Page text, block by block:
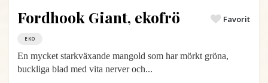
Fordhook Giant, ekofrö Favorit
EKO
En mycket starkväxande mangold som har mörkt gröna,
buckliga blad med vita nerver och...